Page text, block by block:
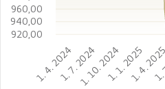
1. 4. 2024
1. 7. 20241. 10. 20241. 1. 2025
1. 4.
920,00
940,00
960,00